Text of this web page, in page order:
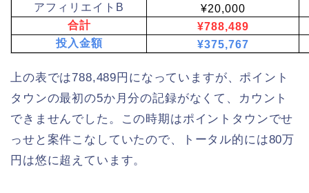
アフィリエイトB
¥20,000
合計
¥788,489
投入金額
¥375,767
上の表では788,489円になっていますが、ポイント
タウンの最初の5か月分の記録がなくて、カウント
できませんでした。この時期はポイントタウンでせ
っせと案件こなしていたので、トータル的には80万
円は悠に超えています。